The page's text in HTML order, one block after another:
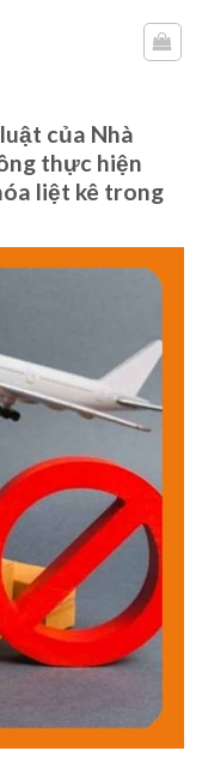
của Nhà
thực hiện
liệt kê trong